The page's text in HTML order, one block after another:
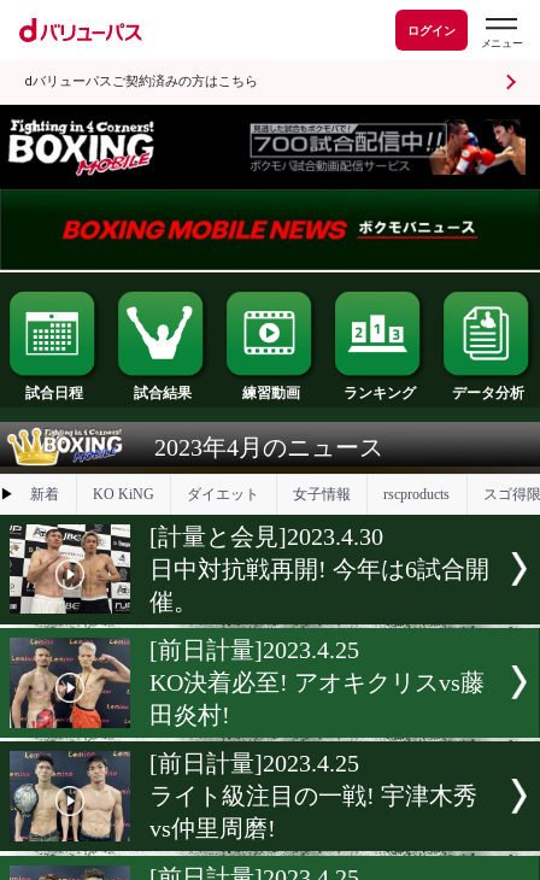
ログイン
dバリューパスご契約済みの方はこちら
試合日程 試合結果 練習動画 ランキング
2023年4月のニュース
▶ 新着 KO KiNG
[計量と会見]2023.4.30
日中対抗戦再開! 今年は6試
催。
[前日計量]2023.4.25
KO決着必至! アオキクリス
田炎村!